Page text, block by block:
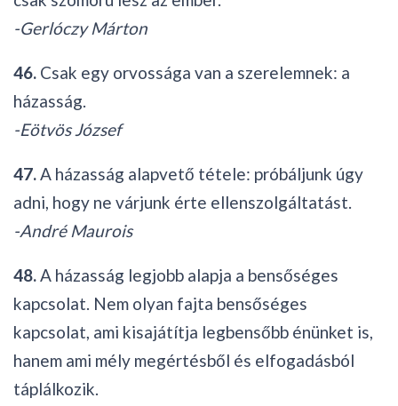
-Gerlóczy Márton
46. Csak egy orvossága van a szerelemnek: a
házasság.
-Eötvös József
47.A házasság alapvető tétele: próbáljunk úgy
adni, hogy ne várjunk érte ellenszolgáltatást.
-André Maurois
48.A házasság legjobb alapja a bensőséges
kapcsolat. Nem olyan fajta bensőséges
kapcsolat, ami kisajátítja legbensőbb énünket is,
hanem ami mély megértésből és elfogadásból
táplálkozik.